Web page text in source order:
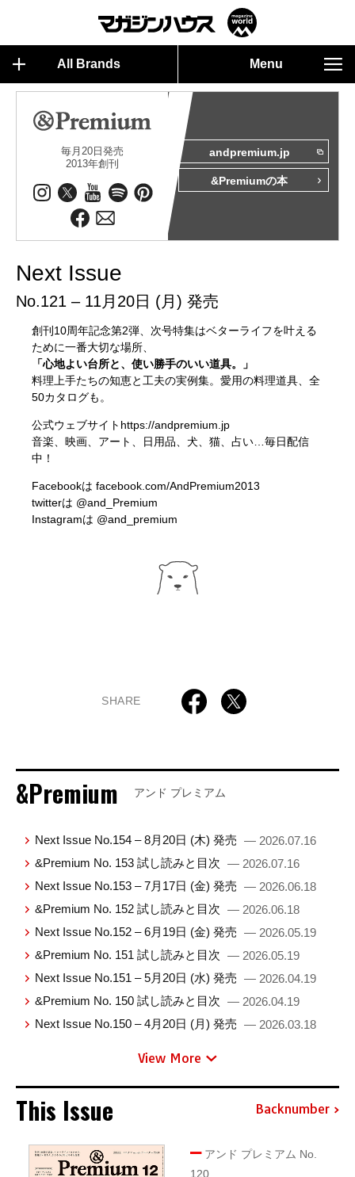
All Brands Menu
毎月20日発売
2013年創刊
andpremium.jp
&Premiumの本
Next Issue
No.121 – 11月20日 (月) 発売
創刊10周年記念第2弾、次号特集はベターライフを叶える
ために一番大切な場所、
「心地よい台所と、使い勝手のいい道具。」
料理上手たちの知恵と工夫の実例集。愛用の料理道具、全
50カタログも。
公式ウェブサイト https://andpremium.jp
音楽、映画、アート、日用品、犬、猫、占い…毎日配信
中！
Facebookはfacebook.com/AndPremium2013
twitterは @and_Premium
Instagramは @and_premium
SHARE
&Premium アンド プレミアム
Next Issue No.154 – 8月20日 (木) 発売 — 2026.07.16
&Premium No. 153 試し読みと目次 — 2026.07.16
Next Issue No.153 – 7月17日 (金) 発売 — 2026.06.18
&Premium No. 152 試し読みと目次 — 2026.06.18
Next Issue No.152 – 6月19日 (金) 発売 — 2026.05.19
&Premium No. 151 試し読みと目次 — 2026.05.19
Next Issue No.151 – 5月20日 (水) 発売 — 2026.04.19
&Premium No. 150 試し読みと目次 — 2026.04.19
Next Issue No.150 – 4月20日 (月) 発売 — 2026.03.18
View More
This Issue Backnumber
アンド プレミアム No.
120